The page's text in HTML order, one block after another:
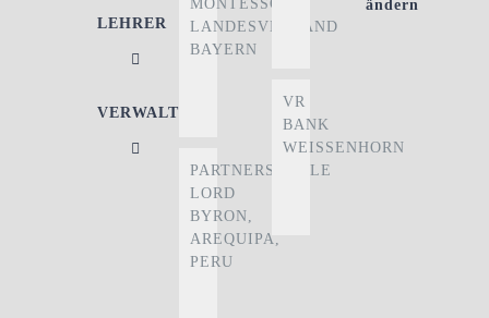
LEHRER
VERWALTUNG
MONTESSORI
LANDESVERBAND
BAYERN
PARTNERSCHULE
LORD
BYRON,
AREQUIPA,
PERU
VR
BANK
WEISSENHORN
ändern